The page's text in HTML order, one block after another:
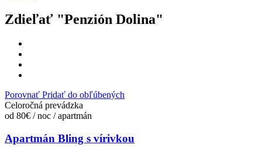
Zdieľať "Penzión Dolina"
Porovnať Pridať do obľúbených
Celoročná prevádzka
od 80€ / noc / apartmán
Apartmán Bling s vírivkou